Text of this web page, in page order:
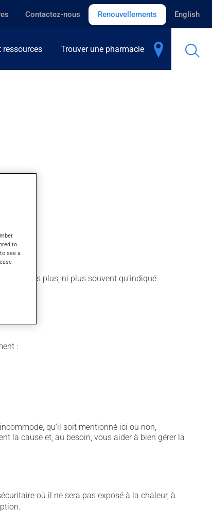
Contactez-nous Renouvellements English
ressources Trouver une pharmacie
pas plus, ni plus souvent qu'indiqué.
:
qu'il soit mentionné ici ou non,
la cause et, au besoin, vous aider à bien gérer la
où il ne sera pas exposé à la chaleur, à
to
see a